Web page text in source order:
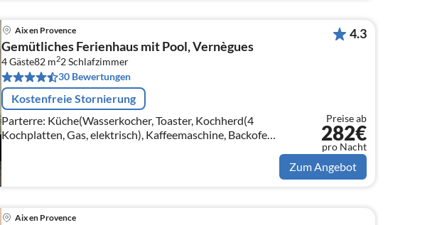
Aix en Provence
Gemütliches Ferienhaus mit Pool, Vernègues
4 Gäste82 m22Schlafzimmer
30 Bewertungen
Kostenfreie Stornierung
Parterre: Küche(Wasserkocher, Toaster, Kochherd(4
Kochplatten, Gas, elektrisch), Kaffeemaschine, Backofen,
4.3
Preise ab
282€
pro Nacht
Zum Angebot
Aix en Provence